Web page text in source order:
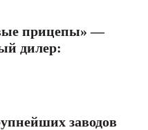
прицепы» —
дилер:
заводов